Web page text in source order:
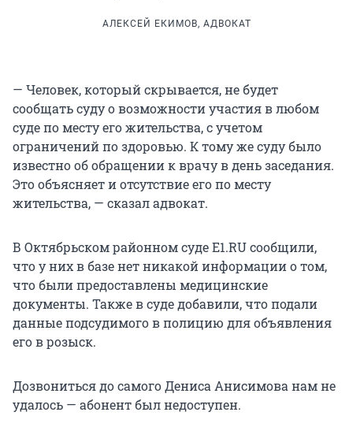
АЛЕКСЕЙ ЕКИМОВ, АДВОКАТ
— Человек, который скрывается, не будет
сообщать суду о возможности участия в любом
суде по месту его жительства, с учетом
ограничений по здоровью. К тому же суду было
известно об обращении к врачу в день заседания.
Это объясняет и отсутствие его по месту
жительства, — сказал адвокат.
В Октябрьском районном суде Е1.RU сообщили,
что у них в базе нет никакой информации о том,
что были предоставлены медицинские
документы. Также в суде добавили, что подали
данные подсудимого в полицию для объявления
его в розыск.
Дозвониться до самого Дениса Анисимова нам не
удалось — абонент был недоступен.